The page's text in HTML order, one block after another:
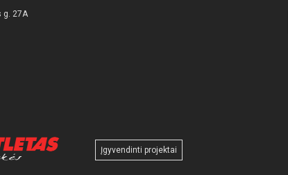
g. 27A
Įgyvendinti projektai